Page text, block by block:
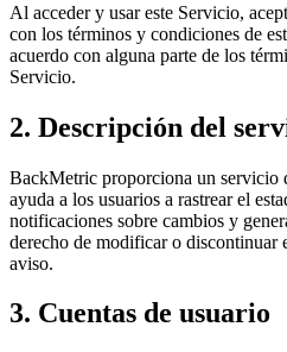
Al acceder y usar este Servicio,
con los términos y condiciones de
acuerdo con alguna parte de los
Servicio.
2. Descripción del
BackMetric proporciona un servicio
ayuda a los usuarios a rastrear el
notificaciones sobre cambios y
derecho de modificar o
aviso.
3. Cuentas de usuario